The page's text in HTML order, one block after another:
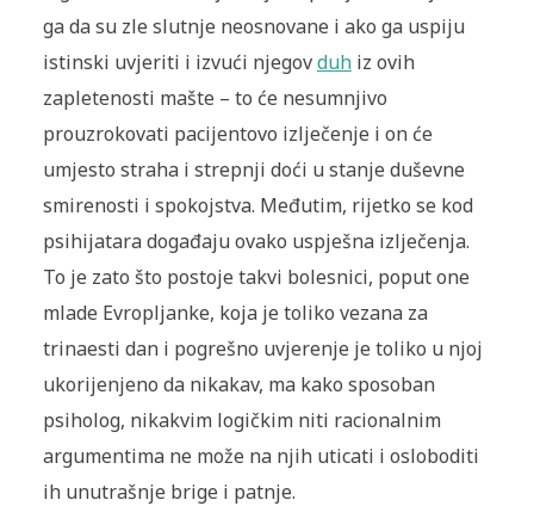
ga da su zle slutnje neosnovane i ako ga uspiju
istinski uvjeriti i izvući njegovduhiz ovih
zapletenosti mašte – to će nesumnjivo
prouzrokovati pacijentovo izlječenje i on će
umjesto straha i strepnji doći u stanje duševne
smirenosti i spokojstva. Međutim, rijetko se kod
psihijatara događaju ovako uspješna izlječenja.
To je zato što postoje takvi bolesnici, poput one
mlade Evropljanke, koja je toliko vezana za
trinaesti dan i pogrešno uvjerenje je toliko u njoj
ukorijenjeno da nikakav, ma kako sposoban
psiholog, nikakvim logičkim niti racionalnim
argumentima ne može na njih uticati i osloboditi
ih unutrašnje brige i patnje.